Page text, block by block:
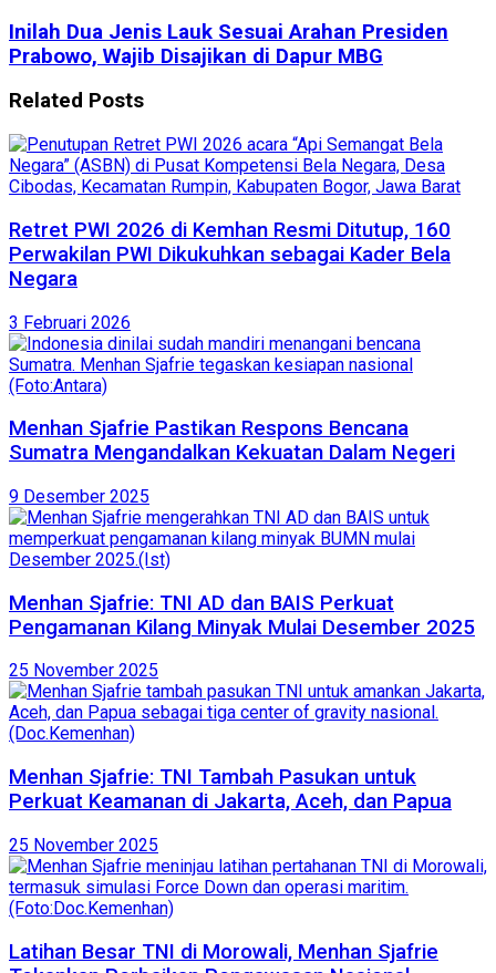
Inilah Dua Jenis Lauk Sesuai Arahan Presiden
Prabowo, Wajib Disajikan di Dapur MBG
Related Posts
Retret PWI 2026 di Kemhan Resmi Ditutup, 160
Perwakilan PWI Dikukuhkan sebagai Kader Bela
Negara
3 Februari 2026
Menhan Sjafrie Pastikan Respons Bencana
Sumatra Mengandalkan Kekuatan Dalam Negeri
9 Desember 2025
Menhan Sjafrie: TNI AD dan BAIS Perkuat
Pengamanan Kilang Minyak Mulai Desember 2025
25 November 2025
Menhan Sjafrie: TNI Tambah Pasukan untuk
Perkuat Keamanan di Jakarta, Aceh, dan Papua
25 November 2025
Latihan Besar TNI di Morowali, Menhan Sjafrie